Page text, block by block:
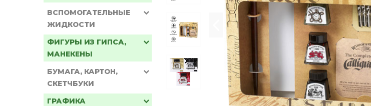
ВСПОМОГАТЕЛЬНЫЕ
ЖИДКОСТИ
ФИГУРЫ ИЗ ГИПСА,
МАНЕКЕНЫ
БУМАГА, КАРТОН,
СКЕТЧБУКИ
ГРАФИКА